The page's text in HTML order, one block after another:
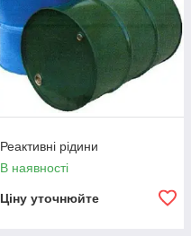
Реактивні рідини
В наявності
Ціну уточнюйте